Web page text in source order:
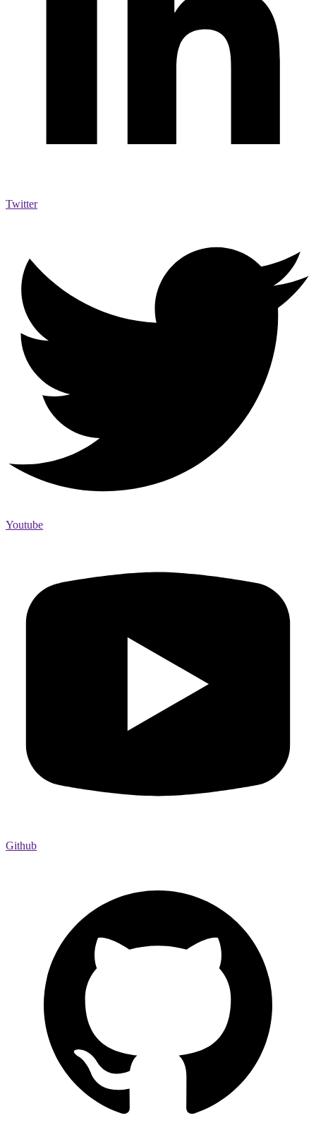
Twitter
Youtube
Github